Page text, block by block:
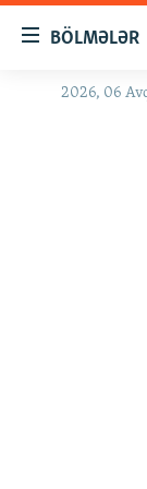
BÖLMƏLƏR
GÜNDƏM
Axtar
2026, 06